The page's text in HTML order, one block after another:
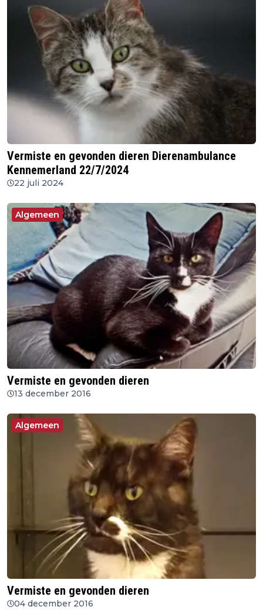
Vermiste en gevonden dieren Dierenambulance
Kennemerland 22/7/2024
22 juli 2024
Algemeen
Vermiste en gevonden dieren
13 december 2016
Algemeen
Vermiste en gevonden dieren
04 december 2016